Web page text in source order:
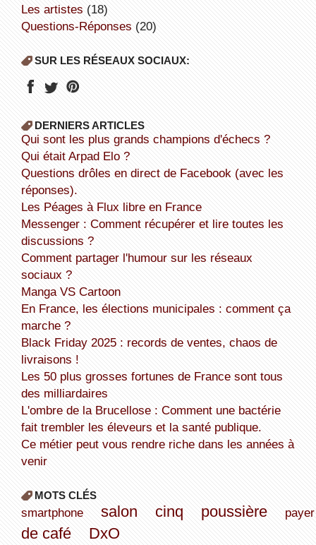
Les artistes (18)
Questions-Réponses (20)
SUR LES RÉSEAUX SOCIAUX:
DERNIERS ARTICLES
Qui sont les plus grands champions d'échecs ?
Qui était Arpad Elo ?
Questions drôles en direct de Facebook (avec les
réponses).
Les Péages à Flux libre en France
Messenger : Comment récupérer et lire toutes les
discussions ?
Comment partager l'humour sur les réseaux
sociaux ?
Manga VS Cartoon
En France, les élections municipales : comment ça
marche ?
Black Friday 2025 : records de ventes, chaos de
livraisons !
Les 50 plus grosses fortunes de France sont tous
des milliardaires
L'ombre de la Brucellose : Comment une bactérie
fait trembler les éleveurs et la santé publique.
Ce métier peut vous rendre riche dans les années à
venir
MOTS CLÉS
smartphone salon cinq poussière payer
de café
DxO